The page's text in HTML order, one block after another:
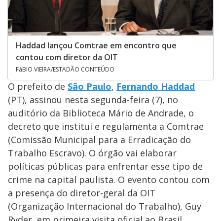
Haddad lançou Comtrae em encontro que
contou com diretor da OIT
FáBIO VIEIRA/ESTADÃO CONTEÚDO
O prefeito de São Paulo, Fernando Haddad
(PT), assinou nesta segunda-feira (7), no
auditório da Biblioteca Mário de Andrade, o
decreto que institui e regulamenta a Comtrae
(Comissão Municipal para a Erradicação do
Trabalho Escravo). O órgão vai elaborar
políticas públicas para enfrentar esse tipo de
crime na capital paulista. O evento contou com
a presença do diretor-geral da OIT
(Organização Internacional do Trabalho), Guy